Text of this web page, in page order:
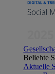
Beliebte
Aktuelle